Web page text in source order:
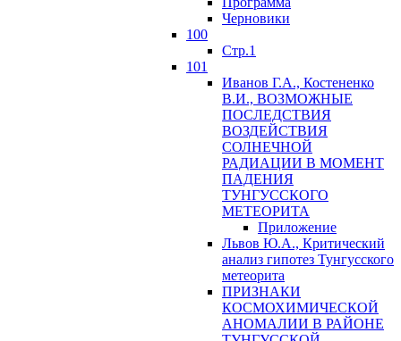
Черновики
100
Стр.1
101
Иванов Г.А., Костененко
В.И., ВОЗМОЖНЫЕ
ПОСЛЕДСТВИЯ
ВОЗДЕЙСТВИЯ
СОЛНЕЧНОЙ
РАДИАЦИИ В МОМЕНТ
ПАДЕНИЯ
ТУНГУССКОГО
MЕТЕОРИТА
Приложение
Львов Ю.A., Критический
анализ гипотез Тунгусского
метеорита
ПРИЗНАКИ
КОСМОХИМИЧЕСКОЙ
АНОМАЛИИ В РАЙОНЕ